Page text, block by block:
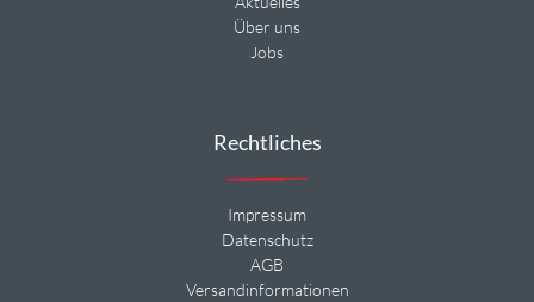
Über uns
Jobs
Rechtliches
Impressum
Datenschutz
AGB
Versandinformationen